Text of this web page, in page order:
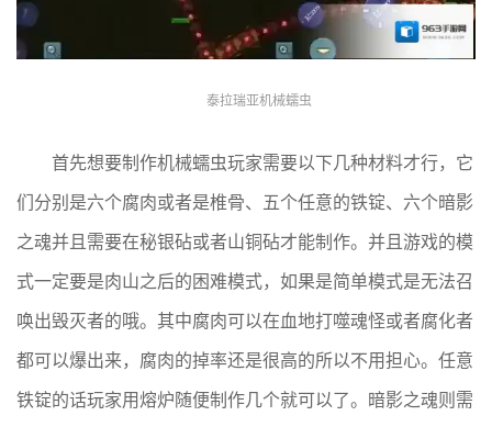
泰拉瑞亚机械蠕虫
首先想要制作机械蠕虫玩家需要以下几种材料才行，它
们分别是六个腐肉或者是椎骨、五个任意的铁锭、六个暗影
之魂并且需要在秘银砧或者山铜砧才能制作。并且游戏的模
式一定要是肉山之后的困难模式，如果是简单模式是无法召
唤出毁灭者的哦。其中腐肉可以在血地打噬魂怪或者腐化者
都可以爆出来，腐肉的掉率还是很高的所以不用担心。任意
铁锭的话玩家用熔炉随便制作几个就可以了。暗影之魂则需